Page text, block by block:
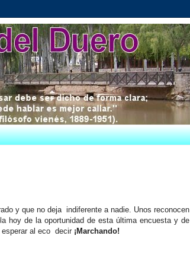
y que no deja indiferente a nadie. Unos reconocen
hoy de la oportunidad de esta última encuesta y de
al eco decir ¡Marchando!